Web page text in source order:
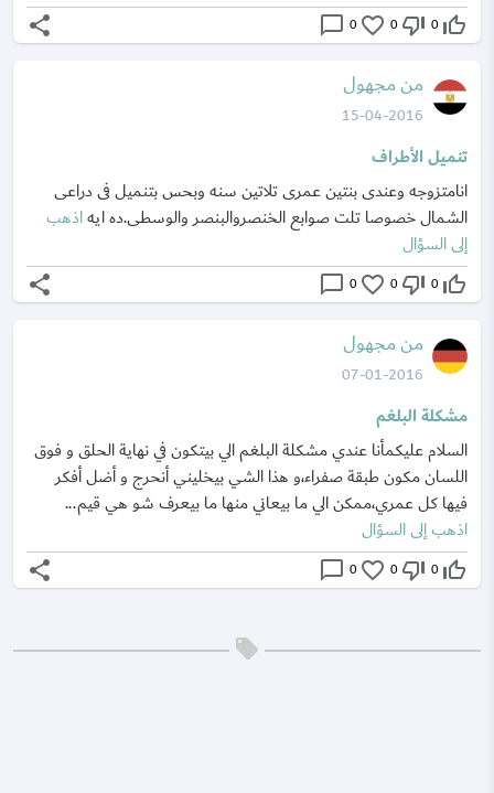
thumb_up_off_alt
0
thumb_down_off_alt
0
favorite_border
0
chat_bubble_outline
share
من مجهول
15-04-2016
تنميل الأطراف
انامتزوجه وعندى بنتين عمرى تلاتين سنه وبحس بتنميل فى دراعى
الشمال خصوصا تلت صوابع الخنصروالبنصر والوسطى.ده ايهاذهب
إلى السؤال
thumb_up_off_alt
0
thumb_down_off_alt
0
favorite_border
0
chat_bubble_outline
share
من مجهول
07-01-2016
مشكلة البلغم
السلام عليكمأنا عندي مشكلة البلغم الي بيتكون في نهاية الحلق و فوق
اللسان مكون طبقة صفراء،و هذا الشي بيخليني أنحرج و أضل أفكر
فيها كل عمري،ممكن الي ما بيعاني منها ما بيعرف شو هي قيم...
اذهب إلى السؤال
thumb_up_off_alt
0
thumb_down_off_alt
0
favorite_border
0
chat_bubble_outline
share